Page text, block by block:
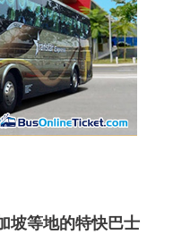
坡等地的特快巴士